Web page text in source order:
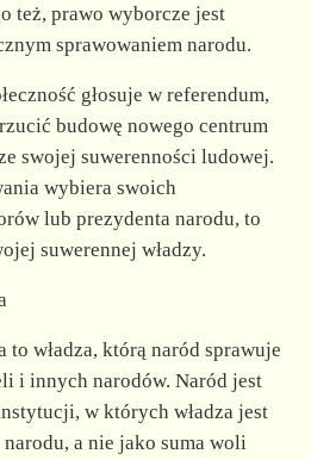
też, prawo wyborcze jest
sprawowaniem narodu.
głosuje w referendum,
budowę nowego centrum
swojej suwerenności ludowej.
wybiera swoich
lub prezydenta narodu, to
suwerennej władzy.
to władza, którą naród sprawuje
i innych narodów. Naród jest
w których władza jest
a nie jako suma woli